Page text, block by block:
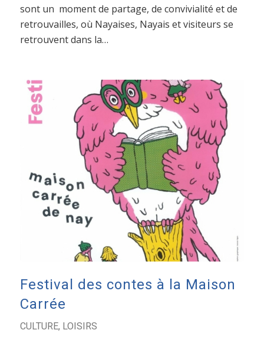
sont un moment de partage, de convivialité et de
retrouvailles, où Nayaises, Nayais et visiteurs se
retrouvent dans la…
Festival des contes à la Maison
Carrée
CULTURE, LOISIRS